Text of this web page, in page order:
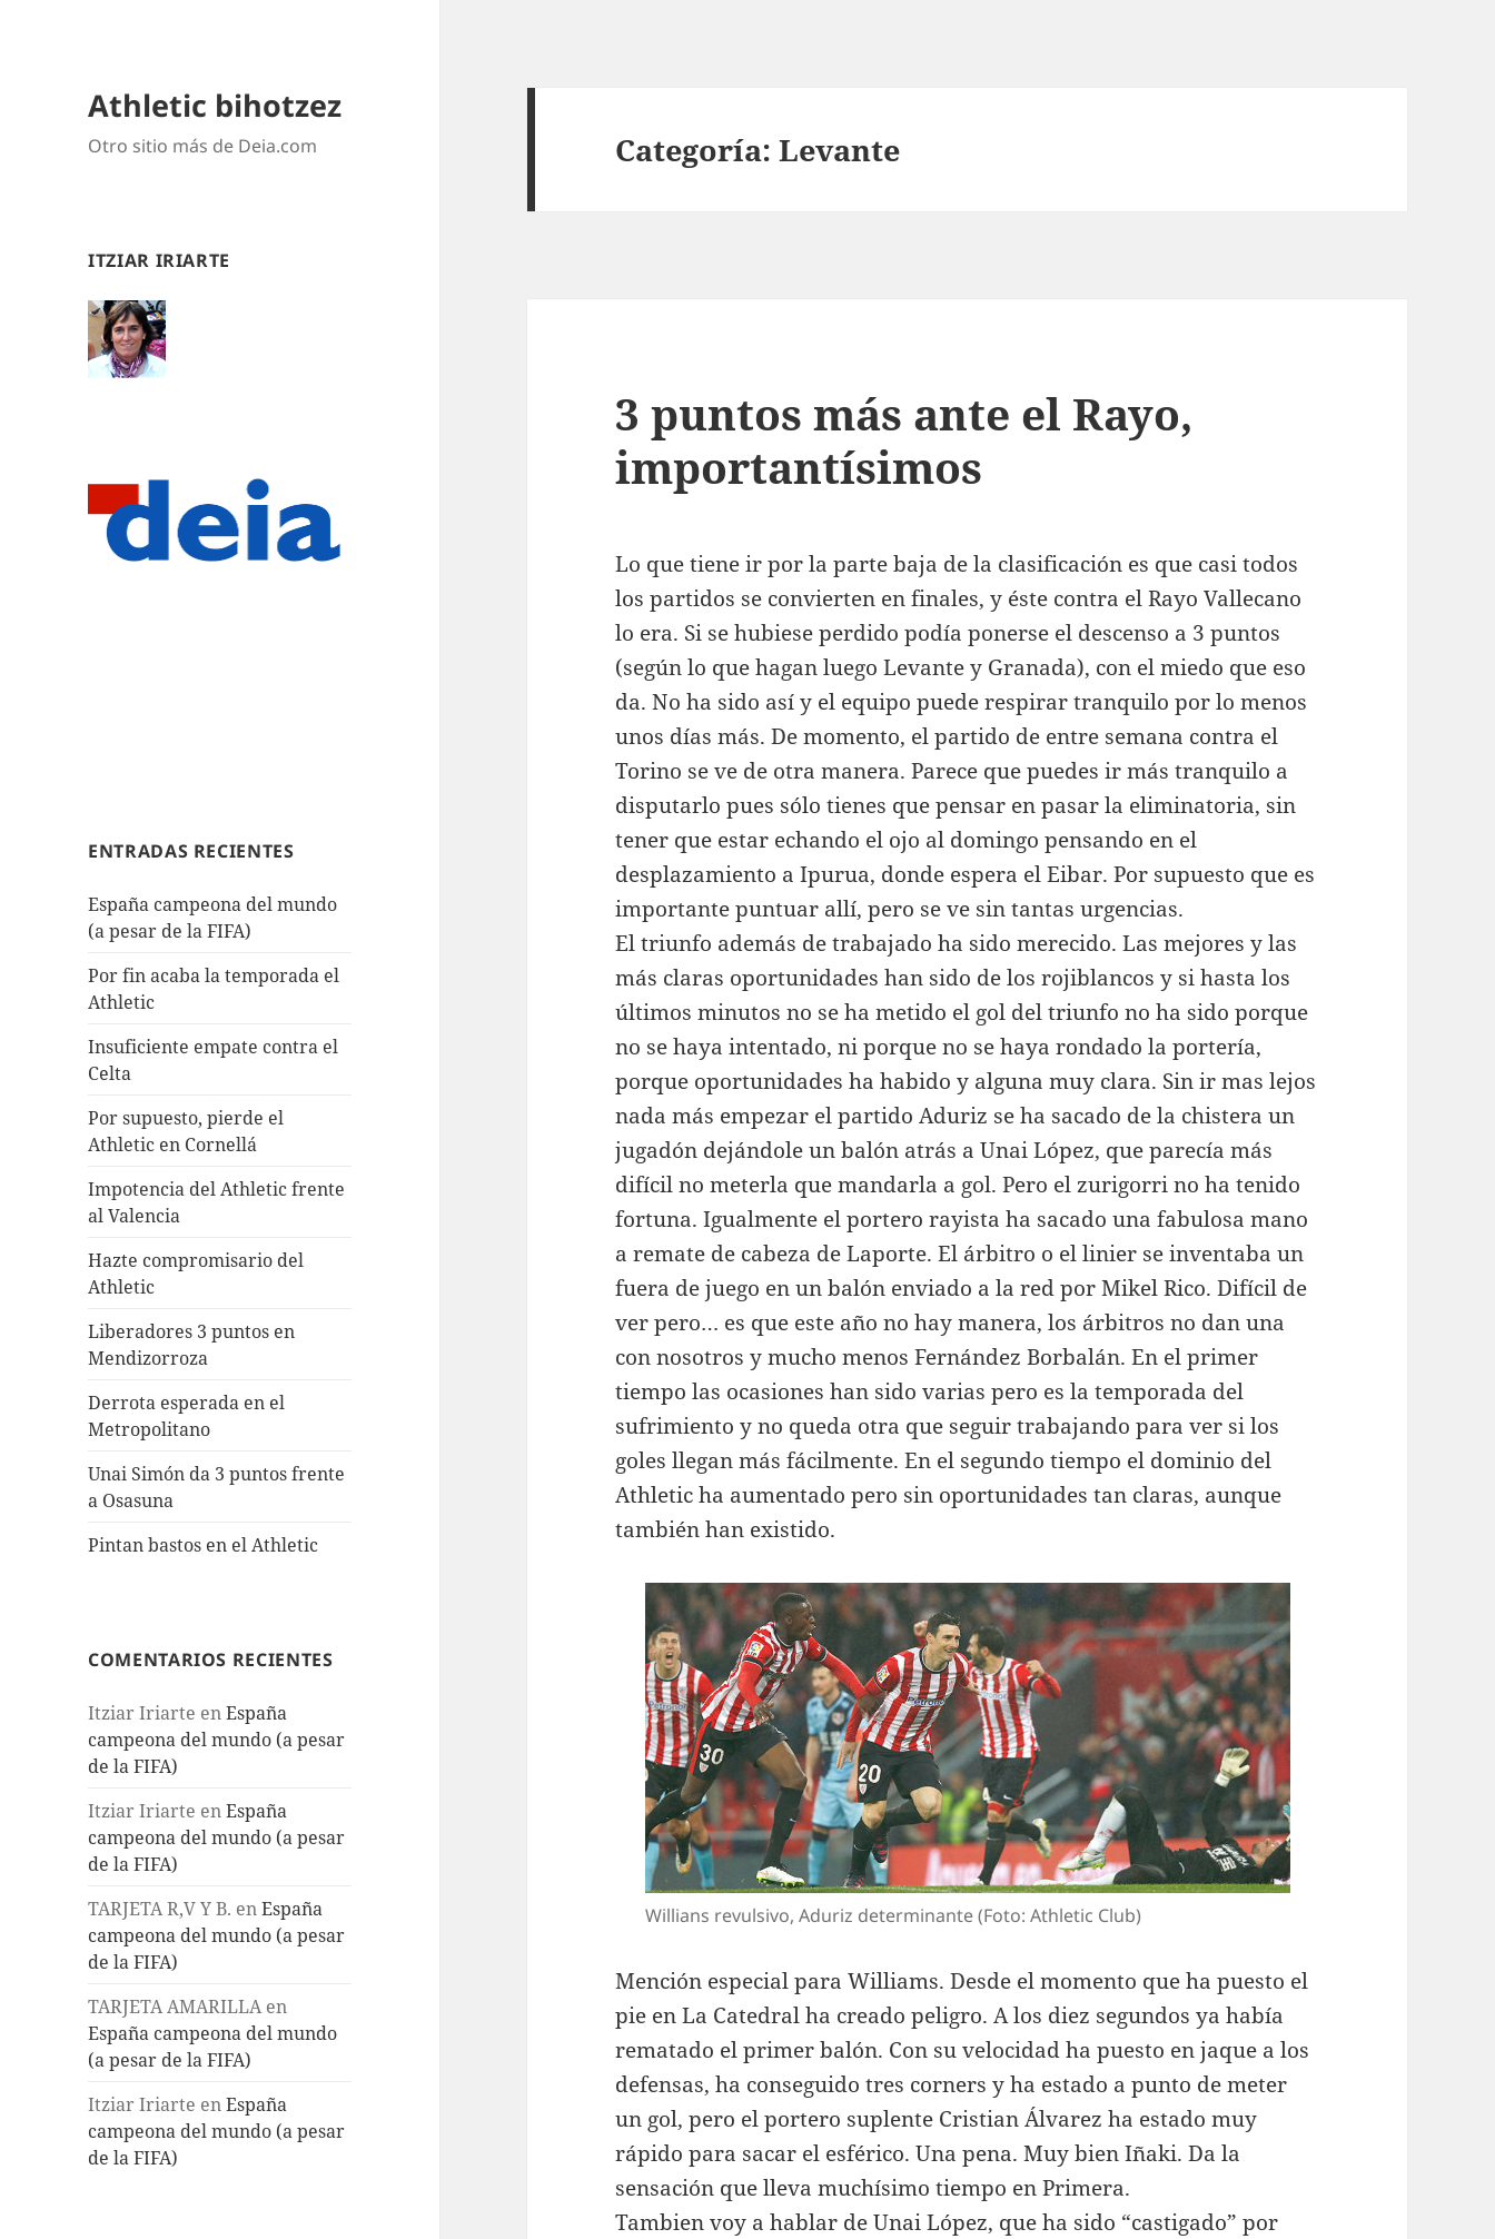
Athletic bihotzez
Otro sitio más de Deia.com
ITZIAR IRIARTE
ENTRADAS RECIENTES
España campeona del mundo
(a pesar de la FIFA)
Por fin acaba la temporada el
Athletic
Insuficiente empate contra el
Celta
Por supuesto, pierde el
Athletic en Cornellá
Impotencia del Athletic frente
al Valencia
Hazte compromisario del
Athletic
Liberadores 3 puntos en
Mendizorroza
Derrota esperada en el
Metropolitano
Unai Simón da 3 puntos frente
a Osasuna
Pintan bastos en el Athletic
COMENTARIOS RECIENTES
Itziar Iriarte enEspaña
campeona del mundo (a pesar
de la FIFA)
Itziar Iriarte enEspaña
campeona del mundo (a pesar
de la FIFA)
TARJETA R,V Y B. enEspaña
campeona del mundo (a pesar
de la FIFA)
TARJETA AMARILLAen
España campeona del mundo
(a pesar de la FIFA)
Itziar Iriarte enEspaña
campeona del mundo (a pesar
de la FIFA)
Categoría:Levante
3 puntos más ante el Rayo,
importantísimos
Lo que tiene ir por la parte baja de la clasificación es que casi todos
los partidos se convierten en finales, y éste contra el Rayo Vallecano
lo era. Si se hubiese perdido podía ponerse el descenso a 3 puntos
(según lo que hagan luego Levante y Granada), con el miedo que eso
da. No ha sido así y el equipo puede respirar tranquilo por lo menos
unos días más. De momento, el partido de entre semana contra el
Torino se ve de otra manera. Parece que puedes ir más tranquilo a
disputarlo pues sólo tienes que pensar en pasar la eliminatoria, sin
tener que estar echando el ojo al domingo pensando en el
desplazamiento a Ipurua, donde espera el Eibar. Por supuesto que es
importante puntuar allí, pero se ve sin tantas urgencias.
El triunfo además de trabajado ha sido merecido. Las mejores y las
más claras oportunidades han sido de los rojiblancos y si hasta los
últimos minutos no se ha metido el gol del triunfo no ha sido porque
no se haya intentado, ni porque no se haya rondado la portería,
porque oportunidades ha habido y alguna muy clara. Sin ir mas lejos
nada más empezar el partido Aduriz se ha sacado de la chistera un
jugadón dejándole un balón atrás a Unai López, que parecía más
difícil no meterla que mandarla a gol. Pero el zurigorri no ha tenido
fortuna. Igualmente el portero rayista ha sacado una fabulosa mano
a remate de cabeza de Laporte. El árbitro o el linier se inventaba un
fuera de juego en un balón enviado a la red por Mikel Rico. Difícil de
ver pero… es que este año no hay manera, los árbitros no dan una
con nosotros y mucho menos Fernández Borbalán. En el primer
tiempo las ocasiones han sido varias pero es la temporada del
sufrimiento y no queda otra que seguir trabajando para ver si los
goles llegan más fácilmente. En el segundo tiempo el dominio del
Athletic ha aumentado pero sin oportunidades tan claras, aunque
también han existido.
Willians revulsivo, Aduriz determinante (Foto: Athletic Club)
Mención especial para Williams. Desde el momento que ha puesto el
pie en La Catedral ha creado peligro. A los diez segundos ya había
rematado el primer balón. Con su velocidad ha puesto en jaque a los
defensas, ha conseguido tres corners y ha estado a punto de meter
un gol, pero el portero suplente Cristian Álvarez ha estado muy
rápido para sacar el esférico. Una pena. Muy bien Iñaki. Da la
sensación que lleva muchísimo tiempo en Primera.
Tambien voy a hablar de Unai López, que ha sido “castigado” por